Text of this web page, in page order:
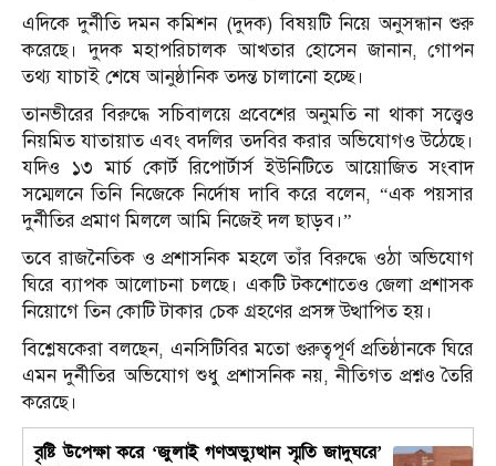
এদিকে দুর্নীতি দমন কমিশন (দুদক) বিষয়টি নিয়ে অনুসন্ধান শুরু
করেছে। দুদক মহাপরিচালক আখতার হোসেন জানান, গোপন
তথ্য যাচাই শেষে আনুষ্ঠানিক তদন্ত চালানো হচ্ছে।
তানভীরের বিরুদ্ধে সচিবালয়ে প্রবেশের অনুমতি না থাকা সত্ত্বেও
নিয়মিত যাতায়াত এবং বদলির তদবির করার অভিযোগও উঠেছে।
যদিও ১৩ মার্চ কোর্ট রিপোর্টার্স ইউনিটিতে আয়োজিত সংবাদ
সম্মেলনে তিনি নিজেকে নির্দোষ দাবি করে বলেন, “এক পয়সার
দুর্নীতির প্রমাণ মিললে আমি নিজেই দল ছাড়ব।”
তবে রাজনৈতিক ও প্রশাসনিক মহলে তাঁর বিরুদ্ধে ওঠা অভিযোগ
ঘিরে ব্যাপক আলোচনা চলছে। একটি টকশোতেও জেলা প্রশাসক
নিয়োগে তিন কোটি টাকার চেক গ্রহণের প্রসঙ্গ উত্থাপিত হয়।
বিশ্লেষকেরা বলছেন, এনসিটিবির মতো গুরুত্বপূর্ণ প্রতিষ্ঠানকে ঘিরে
এমন দুর্নীতির অভিযোগ শুধু প্রশাসনিক নয়, নীতিগত প্রশ্নও তৈরি
করেছে।
বৃষ্টি উপেক্ষা করে ‘জুলাই গণঅভ্যুত্থান স্মৃতি জাদুঘরে’